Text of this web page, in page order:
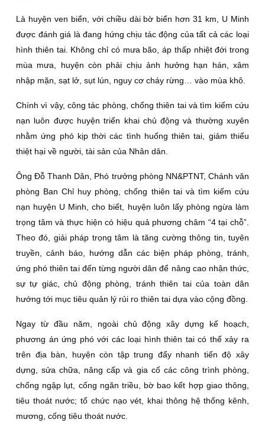
Là huyện ven biển, với chiều dài bờ biển hơn 31 km, U Minh
được đánh giá là đang hứng chịu tác động của tất cả các loại
hình thiên tai. Không chỉ có mưa bão, áp thấp nhiệt đới trong
mùa mưa, huyện còn phải chịu ảnh hưởng hạn hán, xâm
nhập mặn, sạt lở, sụt lún, nguy cơ cháy rừng… vào mùa khô.
Chính vì vậy, công tác phòng, chống thiên tai và tìm kiếm cứu
nạn luôn được huyện triển khai chủ động và thường xuyên
nhằm ứng phó kịp thời các tình huống thiên tai, giảm thiểu
thiệt hại về người, tài sản của Nhân dân.
Ông Ðỗ Thanh Dân, Phó trưởng phòng NN&PTNT, Chánh văn
phòng Ban Chỉ huy phòng, chống thiên tai và tìm kiếm cứu
nạn huyện U Minh, cho biết, huyện luôn lấy phòng ngừa làm
trọng tâm và thực hiện có hiệu quả phương châm “4 tại chỗ”.
Theo đó, giải pháp trọng tâm là tăng cường thông tin, tuyên
truyền, cảnh báo, hướng dẫn các biện pháp phòng, tránh,
ứng phó thiên tai đến từng người dân để nâng cao nhận thức,
sự tự giác, chủ động phòng, tránh thiên tai của toàn dân
hướng tới mục tiêu quản lý rủi ro thiên tai dựa vào cộng đồng.
Ngay từ đầu năm, ngoài chủ động xây dựng kế hoạch,
phương án ứng phó với các loại hình thiên tai có thể xảy ra
trên địa bàn, huyện còn tập trung đẩy nhanh tiến độ xây
dựng, sửa chữa, nâng cấp và gia cố các công trình phòng,
chống ngập lụt, cống ngăn triều, bờ bao kết hợp giao thông,
tiêu thoát nước; tổ chức nạo vét, khai thông hệ thống kênh,
mương, cống tiêu thoát nước.